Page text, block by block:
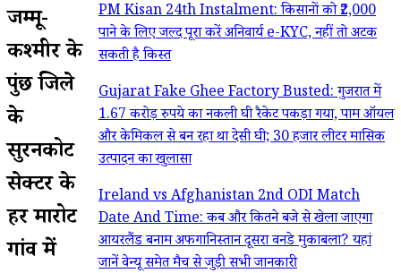
जम्मू-
कश्मीर के
पुंछ जिले
के
सुरनकोट
सेक्टर के
हरी मारोट
गांव में
PM Kisan 24th Instalment: किसानों को ₹2,000
पाने के लिए जल्द पूरा करें अनिवार्य e-KYC, नहीं तो अटक
सकती है किस्त
Gujarat Fake Ghee Factory Busted: गुजरात में
1.67 करोड़ रुपये का नकली घी रैकेट पकड़ा गया, पाम ऑयल
और केमिकल से बन रहा था देसी घी; 30 हजार लीटर मासिक
उत्पादन का खुलासा
Ireland vs Afghanistan 2nd ODI Match
Date And Time: कब और कितने बजे से खेला जाएगा
आयरलैंड बनाम अफगानिस्तान दूसरा वनडे मुकाबला? यहां
जानें वेन्यू समेत मैच से जुड़ी सभी जानकारी